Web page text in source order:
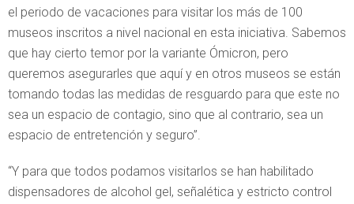
el periodo de vacaciones para visitar los más de 100
museos inscritos a nivel nacional en esta iniciativa. Sabemos
que hay cierto temor por la variante Ómicron, pero
queremos asegurarles que aquí y en otros museos se están
tomando todas las medidas de resguardo para que este no
sea un espacio de contagio, sino que al contrario, sea un
espacio de entretención y seguro”.
“Y para que todos podamos visitarlos se han habilitado
dispensadores de alcohol gel, señalética y estricto control